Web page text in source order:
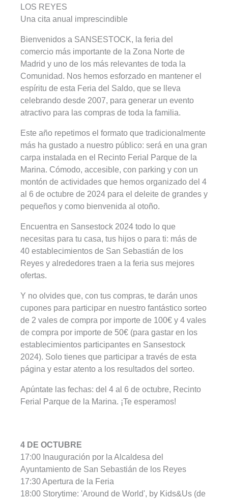
LOS REYES
Una cita anual imprescindible
Bienvenidos a SANSESTOCK, la feria del
comercio más importante de la Zona Norte de
Madrid y uno de los más relevantes de toda la
Comunidad. Nos hemos esforzado en mantener el
espíritu de esta Feria del Saldo, que se lleva
celebrando desde 2007, para generar un evento
atractivo para las compras de toda la familia.
Este año repetimos el formato que tradicionalmente
más ha gustado a nuestro público: será en una gran
carpa instalada en el Recinto Ferial Parque de la
Marina. Cómodo, accesible, con parking y con un
montón de actividades que hemos organizado del 4
al 6 de octubre de 2024 para el deleite de grandes y
pequeños y como bienvenida al otoño.
Encuentra en Sansestock 2024 todo lo que
necesitas para tu casa, tus hijos o para ti: más de
40 establecimientos de San Sebastián de los
Reyes y alrededores traen a la feria sus mejores
ofertas.
Y no olvides que, con tus compras, te darán unos
cupones para participar en nuestro fantástico sorteo
de 2 vales de compra por importe de 100€ y 4 vales
de compra por importe de 50€ (para gastar en los
establecimientos participantes en Sansestock
2024). Solo tienes que participar a través de esta
página y estar atento a los resultados del sorteo.
Apúntate las fechas: del 4 al 6 de octubre, Recinto
Ferial Parque de la Marina. ¡Te esperamos!
4 DE OCTUBRE
17:00 Inauguración por la Alcaldesa del
Ayuntamiento de San Sebastián de los Reyes
17:30 Apertura de la Feria
18:00 Storytime: 'Around de World', by Kids&Us (de